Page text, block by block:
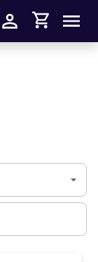
S'identifier
Panier